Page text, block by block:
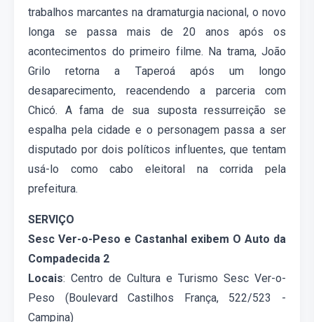
trabalhos marcantes na dramaturgia nacional, o novo
longa se passa mais de 20 anos após os
acontecimentos do primeiro filme. Na trama, João
Grilo retorna a Taperoá após um longo
desaparecimento, reacendendo a parceria com
Chicó. A fama de sua suposta ressurreição se
espalha pela cidade e o personagem passa a ser
disputado por dois políticos influentes, que tentam
usá-lo como cabo eleitoral na corrida pela
prefeitura.
SERVIÇO
Sesc Ver-o-Peso e Castanhal exibem O Auto da
Compadecida 2
Locais: Centro de Cultura e Turismo Sesc Ver-o-
Peso (Boulevard Castilhos França, 522/523 -
Campina)